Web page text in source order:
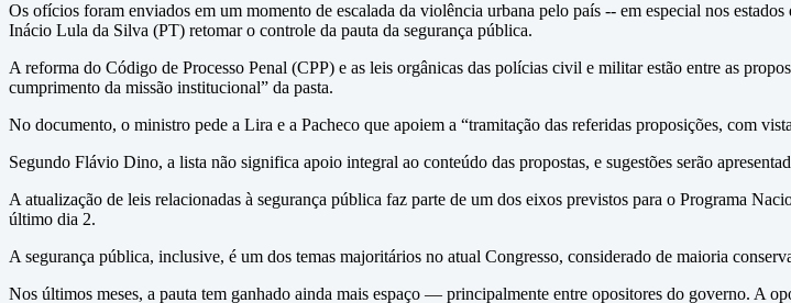
Os ofícios foram enviados em um momento de escalada da violência urbana pelo país -- em especial nos
Inácio Lula da Silva (PT) retomar o controle da pauta da segurança pública.
A reforma do Código de Processo Penal (CPP) e as leis orgânicas das polícias civil e militar estão entre as
cumprimento da missão institucional” da pasta.
No documento, o ministro pede a Lira e a Pacheco que apoiem a “tramitação das referidas proposições, com
Segundo Flávio Dino, a lista não significa apoio integral ao conteúdo das propostas, e sugestões serão
A atualização de leis relacionadas à segurança pública faz parte de um dos eixos previstos para o Programa
último dia 2.
A segurança pública, inclusive, é um dos temas majoritários no atual Congresso, considerado de maioria
Nos últimos meses, a pauta tem ganhado ainda mais espaço — principalmente entre opositores do governo. A